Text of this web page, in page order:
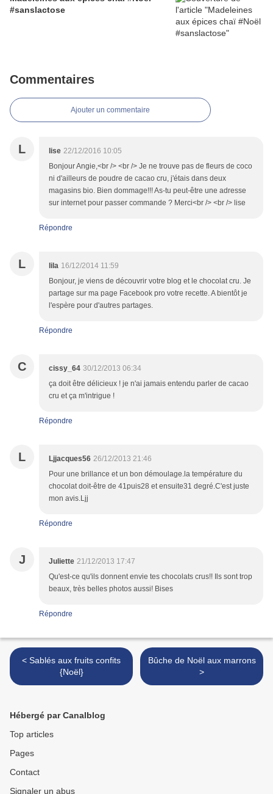
#sanslactose
Commentaires
Ajouter un commentaire
L lise 22/12/2016 10:05
Bonjour Angie,<br /> <br /> Je ne trouve pas de fleurs de coco
ni d'ailleurs de poudre de cacao cru, j'étais dans deux
magasins bio. Bien dommage!!! As-tu peut-être une adresse
sur internet pour passer commande ? Merci<br /> <br /> lise
Répondre
L lila 16/12/2014 11:59
Bonjour, je viens de découvrir votre blog et le chocolat cru. Je
partage sur ma page Facebook pro votre recette. A bientôt je
l'espère pour d'autres partages.
Répondre
C cissy_64 30/12/2013 06:34
ça doit être délicieux ! je n'ai jamais entendu parler de cacao
cru et ça m'intrigue !
Répondre
L Ljjacques56 26/12/2013 21:46
Pour une brillance et un bon démoulage.la température du
chocolat doit-être de 41puis28 et ensuite31 degré.C'est juste
mon avis.Ljj
Répondre
J Juliette 21/12/2013 17:47
Qu'est-ce qu'ils donnent envie tes chocolats crus!! Ils sont trop
beaux, très belles photos aussi! Bises
Répondre
< Sablés aux fruits confits
{Noël}
Bûche de Noël aux marrons
>
Hébergé par Canalblog
Top articles
Pages
Contact
Signaler un abus